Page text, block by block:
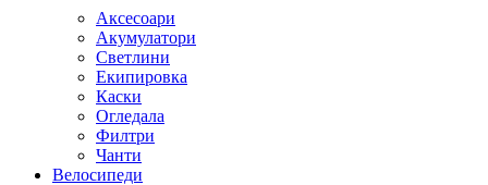
Аксесоари
Акумулатори
Светлини
Екипировка
Каски
Огледала
Филтри
Чанти
Велосипеди